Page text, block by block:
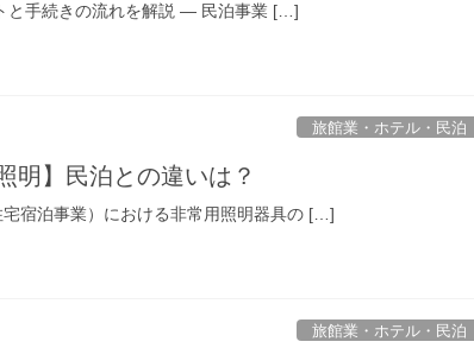
と手続きの流れを解説 — 民泊事業 […]
旅館業・ホテル・民泊
明】民泊との違いは？
宿泊事業）における非常用照明器具の […]
旅館業・ホテル・民泊